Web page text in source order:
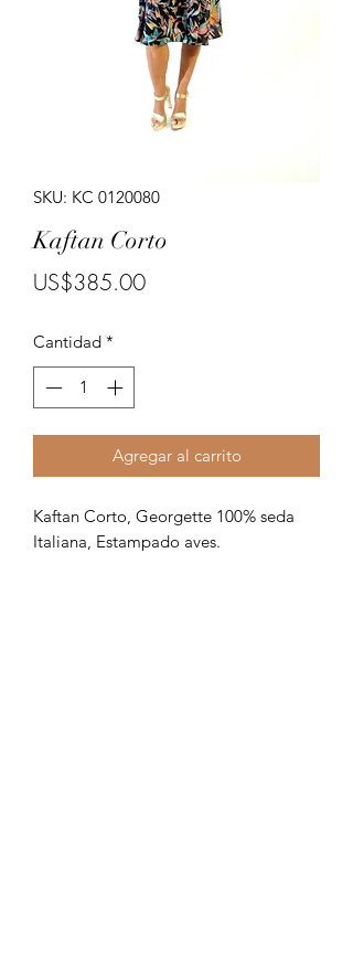
SKU: KC 0120080
Kaftan Corto
US$385.00Precio
Cantidad *
Agregar al carrito
Kaftan Corto, Georgette 100% seda
Italiana, Estampado aves.